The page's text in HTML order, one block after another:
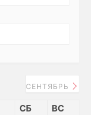
СЕНТЯБРЬ
СБ ВС